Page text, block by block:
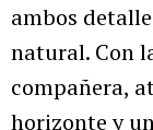
ambos
natural. Con
compañera,
horizonte y